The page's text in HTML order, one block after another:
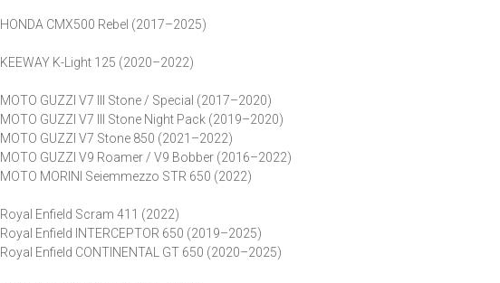
HONDA CMX500 Rebel (2017–2025)
KEEWAY K-Light 125 (2020–2022)
MOTO GUZZI V7 III Stone / Special (2017–2020)
MOTO GUZZI V7 III Stone Night Pack (2019–2020)
MOTO GUZZI V7 Stone 850 (2021–2022)
MOTO GUZZI V9 Roamer / V9 Bobber (2016–2022)
MOTO MORINI Seiemmezzo STR 650 (2022)
Royal Enfield Scram 411 (2022)
Royal Enfield INTERCEPTOR 650 (2019–2025)
Royal Enfield CONTINENTAL GT 650 (2020–2025)